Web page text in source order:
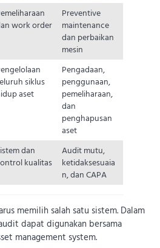
work order
Preventive
maintenance
dan perbaikan
mesin
siklus
aset
Pengadaan,
penggunaan,
pemeliharaan,
dan
penghapusan
aset
dan
kualitas
Audit mutu,
ketidaksesuaia
n, dan CAPA
memilih salah satu sistem. Dalam
dapat digunakan bersama
management system.